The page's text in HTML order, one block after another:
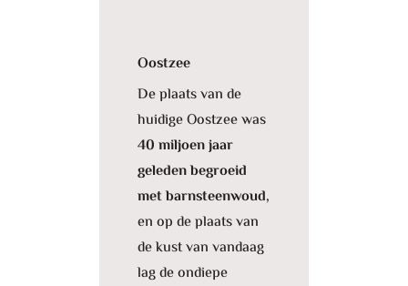
Oostzee
De plaats van de
huidige Oostzee was
40 miljoen jaar
geleden begroeid
met barnsteenwoud,
en op de plaats van
de kust van vandaag
lag de ondiepe